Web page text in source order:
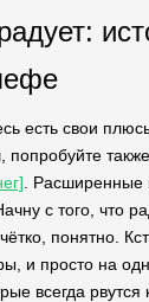
есть свои
попробуйте также
. Расширенные
с того, что
понятно.
и просто на
всегда рвутся